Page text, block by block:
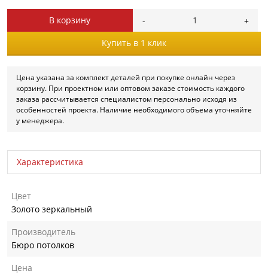
В корзину
Купить в 1 клик
Цена указана за комплект деталей при покупке онлайн через
корзину. При проектном или оптовом заказе стоимость каждого
заказа рассчитывается специалистом персонально исходя из
особенностей проекта. Наличие необходимого объема уточняйте
у менеджера.
Характеристика
Цвет
Золото зеркальный
Производитель
Бюро потолков
Цена